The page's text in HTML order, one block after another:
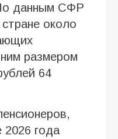
данным СФР
около
размером
64
2026 года